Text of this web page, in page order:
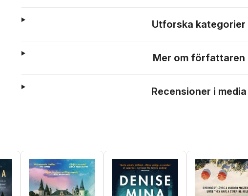
Utforska kategorier
Mer om författaren
Recensioner i media